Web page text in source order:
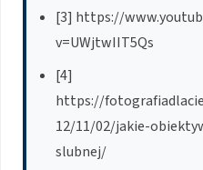
[3] https://
v=UWjtwIIT5Qs
[4]
https://
12/11/02/jakie-
slubnej/